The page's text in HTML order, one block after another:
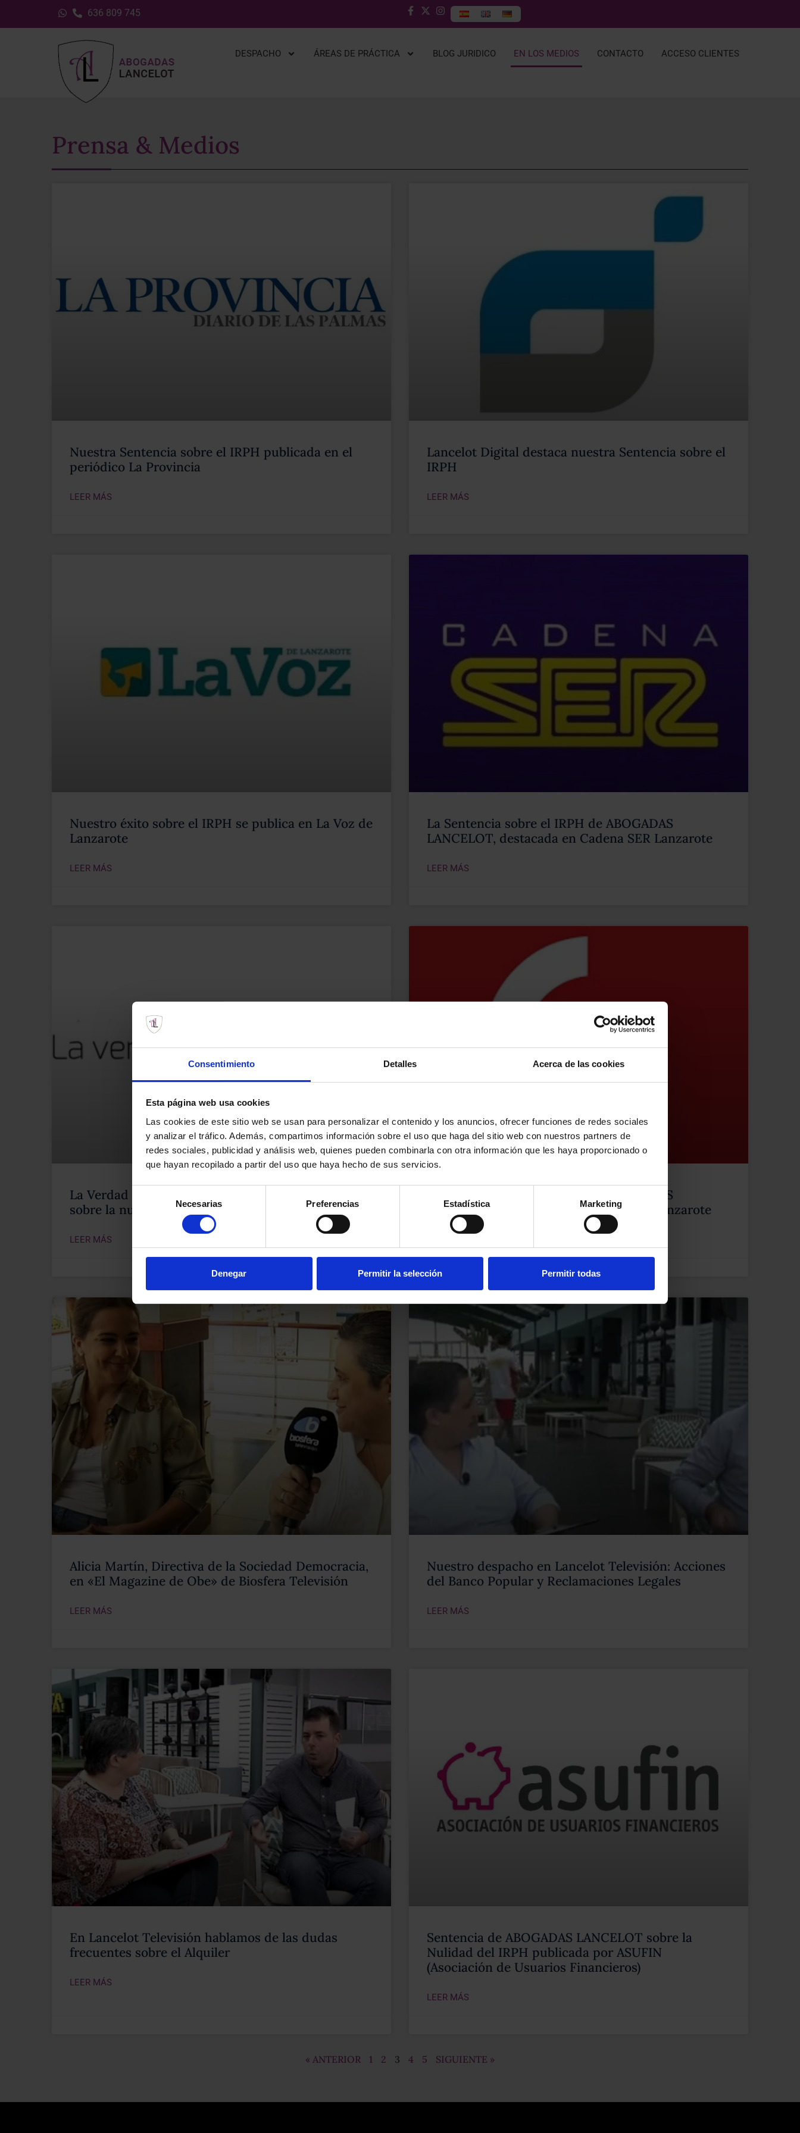
Consentimiento Detalles Acerca de las cookies
Esta página web usa cookies
Las cookies de este sitio web se usan para personalizar el contenido y los anuncios, ofrecer funciones de redes sociales
y analizar el tráfico. Además, compartimos información sobre el uso que haga del sitio web con nuestros partners de
redes sociales, publicidad y análisis web, quienes pueden combinarla con otra información que les haya proporcionado o
que hayan recopilado a partir del uso que haya hecho de sus servicios.
de
consentimiento
Necesarias Preferencias Estadística Marketing
Denegar Permitir la selección Permitir todas
636 809 745
DESPACHO ÁREAS DE PRÁCTICA BLOG JURIDICO EN LOS MEDIOS CONTACTO ACCESO CLIENTES
Prensa & Medios
Nuestra Sentencia sobre el IRPH publicada en el
periódico La Provincia
LEER MÁS
Lancelot Digital destaca nuestra Sentencia sobre el
IRPH
LEER MÁS
Nuestro éxito sobre el IRPH se publica en La Voz de
Lanzarote
LEER MÁS
La Sentencia sobre el IRPH de ABOGADAS
LANCELOT, destacada en Cadena SER Lanzarote
LEER MÁS
La Verdad de Lanzarote resalta nuestra Sentencia
sobre la nulidad del IRPH
LEER MÁS
La Sentencia sobre el IRPH de ABOGADAS
LANCELOT, destacada en Crónicas de Lanzarote
Alicia Martín, Directiva de la Sociedad Democracia,
en «El Magazine de Obe» de Biosfera Televisión
LEER MÁS
Nuestro despacho en Lancelot Televisión: Acciones
del Banco Popular y Reclamaciones Legales
LEER MÁS
En Lancelot Televisión hablamos de las dudas
frecuentes sobre el Alquiler
LEER MÁS
Sentencia de ABOGADAS LANCELOT sobre la
Nulidad del IRPH publicada por ASUFIN
(Asociación de Usuarios Financieros)
LEER MÁS
« ANTERIOR 1 2 3 4 5 SIGUIENTE »